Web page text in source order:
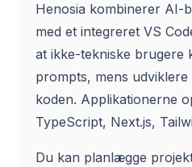
Henosia kombinerer AI-
med et integreret VS
at ikke-tekniske brugere
prompts, mens
koden. Applikationerne
TypeScript, Next.js,
Du kan planlægge